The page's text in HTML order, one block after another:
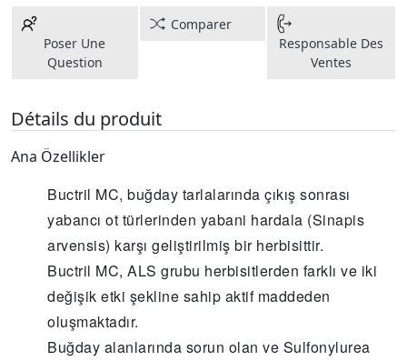
Poser Une
Question
Comparer
Responsable Des
Ventes
Détails du produit
Ana Özellikler
Buctril MC, buğday tarlalarında çıkış sonrası
yabancı ot türlerinden yabani hardala (Sinapis
arvensis) karşı geliştirilmiş bir herbisittir.
Buctril MC, ALS grubu herbisitlerden farklı ve iki
değişik etki şekline sahip aktif maddeden
oluşmaktadır.
Buğday alanlarında sorun olan ve Sulfonylurea